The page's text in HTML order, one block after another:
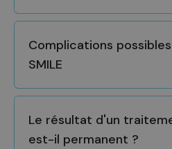
Complications
SMILE
Le résultat d'un
est-il permanent ?